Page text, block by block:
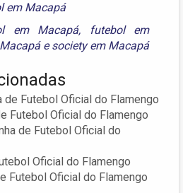
em Macapá
em Macapá,
futebol em
esociety em Macapá
de Futebol Oficial do Flamengo
Futebol Oficial do Flamengo
de Futebol Oficial do
Oficial do Flamengo
Futebol Oficial do Flamengo